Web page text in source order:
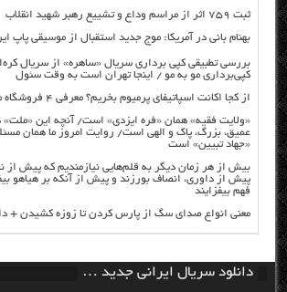
ثبت ۷۵۹ اثر از مراسم وداع و تشییع رهبر شهید انقلاب
بهنام بانی در آمریکا: موج جدید استقبال از موسیقی پاپ
بررسی تطبیقی کپی برداری سریال «ساهره» از سریال
کپی‌برداری مو به مو / اینجا تهران است به وقت سئول
از کجا اکانت اسپاتیفای پرمیوم بخریم؟ معرفی ۴ فروشگاه معتبر ایرانی
«ولایت فقیه» همان «فره ایزدی» است/ آنچه این «ملت»
عمیق، بزرگ، پاک و الهی است/ روایت امروز ما همان
«جهاد تبیین» است
بیش از هر زمان دیگر به قلم‌هایی نیازمندیم که پیش از
پیش از داوری، انصاف بورزند و پیش از آنکه بر هیاهو
فهم بیفزایند
معنی انواع صدای سگ از پارس کردن تا زوزه کشیدن +
دانلود سریال ایرانی جدید …